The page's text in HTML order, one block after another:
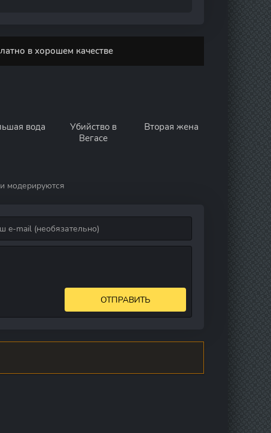
в хорошем качестве
вода
Убийство в
Вегасе
Вторая жена
модерируются
ОТПРАВИТЬ